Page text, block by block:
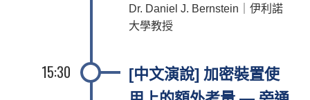
Dr. Daniel J. Bernstein｜伊利諾
大學教授
15:30
[中文演說] 加密裝置使